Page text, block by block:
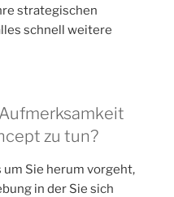
strategischen
schnell weitere
zu tun?
um Sie herum vorgeht,
in der Sie sich